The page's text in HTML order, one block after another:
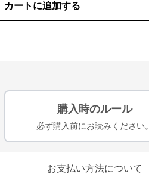
カートに追加する
購入時のルール
必ず購入前にお読みください。
お支払い方法について